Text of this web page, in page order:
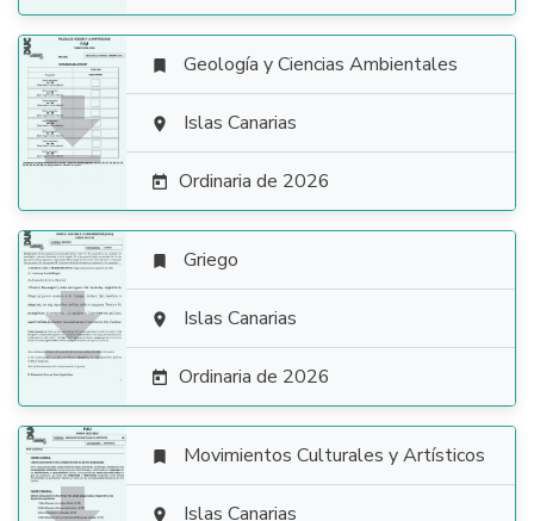

 Geología y Ciencias Ambientales
 Islas Canarias
 Ordinaria de 2026

 Griego
 Islas Canarias
 Ordinaria de 2026
 Movimientos Culturales y Artísticos
 Islas Canarias